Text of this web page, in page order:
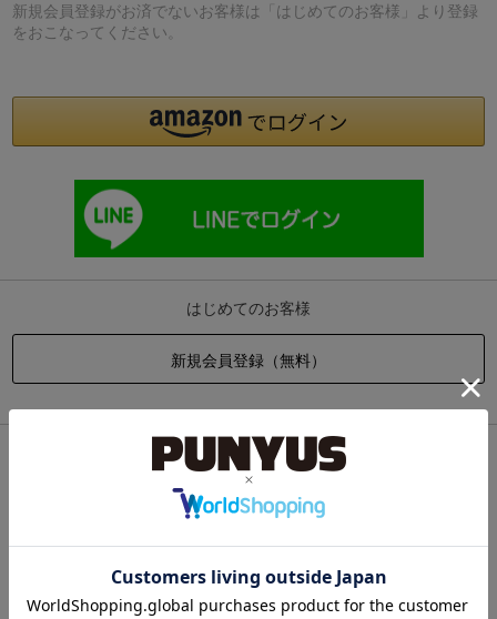
新規会員登録がお済でないお客様は「はじめてのお客様」より登録
をおこなってください。
はじめてのお客様
他のサイトIDで新規会員登録
他のサイトIDで新規会員登録をしていただくと次回以降、そのIDで
ログインすることができます。